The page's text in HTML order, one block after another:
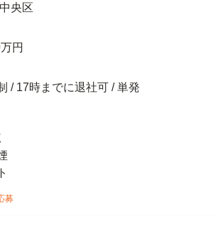
央区
円
/ 17時までに退社可 / 単発
募